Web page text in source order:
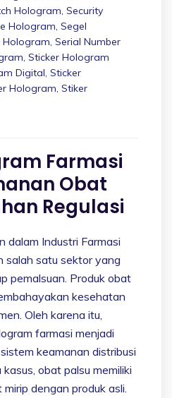
Hologram, Security
Hologram, Segel
Hologram, Serial Number
, Sticker Hologram
Digital, Sticker
Hologram, Stiker
Farmasi
Obat
Regulasi
dalam Industri Farmasi
salah satu sektor yang
pemalsuan. Produk obat
kesehatan
Oleh karena itu,
farmasi menjadi
keamanan distribusi
obat palsu memiliki
dengan produk asli.